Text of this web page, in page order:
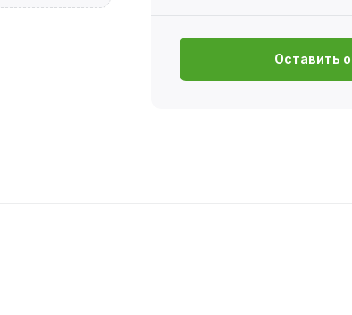
Оставить